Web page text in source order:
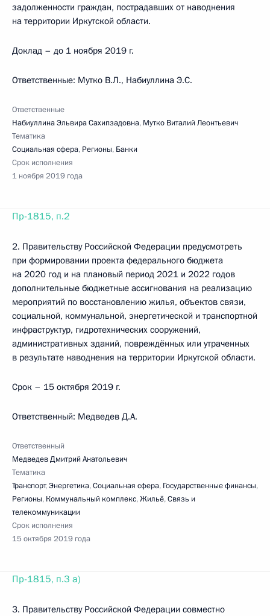
задолженности граждан, пострадавших от наводнения
на территории Иркутской области.
Доклад – до 1 ноября 2019 г.
Ответственные: Мутко В.Л., Набиуллина Э.С.
Ответственные
Набиуллина Эльвира Сахипзадовна, Мутко Виталий Леонтьевич
Тематика
Социальная сфера, Регионы, Банки
Срок исполнения
1 ноября 2019 года
Пр-1815, п.2
2. Правительству Российской Федерации предусмотреть
при формировании проекта федерального бюджета
на 2020 год и на плановый период 2021 и 2022 годов
дополнительные бюджетные ассигнования на реализацию
мероприятий по восстановлению жилья, объектов связи,
социальной, коммунальной, энергетической и транспортной
инфраструктур, гидротехнических сооружений,
административных зданий, повреждённых или утраченных
в результате наводнения на территории Иркутской области.
Срок – 15 октября 2019 г.
Ответственный: Медведев Д.А.
Ответственный
Медведев Дмитрий Анатольевич
Тематика
Транспорт,Энергетика,Социальная сфера, Государственные финансы,
Регионы, Коммунальный комплекс,Жильё,Связь и
телекоммуникации
Срок исполнения
15 октября 2019 года
Пр-1815, п.3 а)
3. Правительству Российской Федерации совместно